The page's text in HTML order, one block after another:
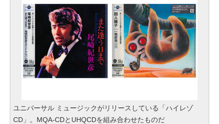
ユニバーサル ミュージックがリリースしている「ハイレゾ
CD」。MQA-CDとUHQCDを組み合わせたものだ